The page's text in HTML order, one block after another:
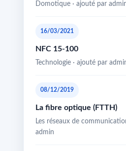
Domotique · ajouté par
16/03/2021
NFC 15-100
Technologie · ajouté par
08/12/2019
La fibre optique (FTTH)
Les réseaux de
admin